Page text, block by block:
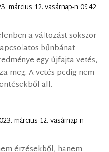
március 12. vasárnap-n 09:42
a változást sokszor
bűnbánat
egy újfajta vetés,
meg. A vetés pedig nem
áll.
március 12. vasárnap-n